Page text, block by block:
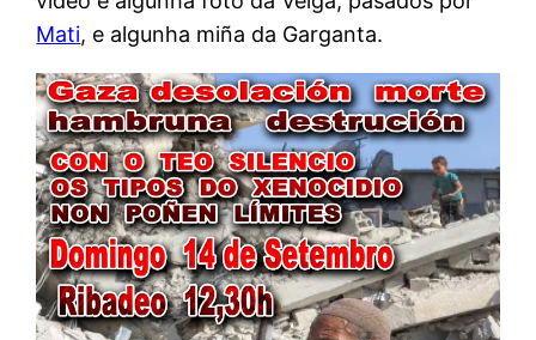
Mati, e algunha miña da Garganta.